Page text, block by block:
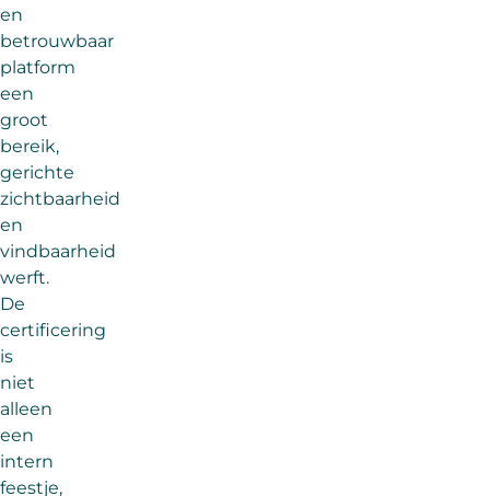
en
betrouwbaar
platform
een
groot
bereik,
gerichte
zichtbaarheid
en
vindbaarheid
werft.
De
certificering
is
niet
alleen
een
intern
feestje,